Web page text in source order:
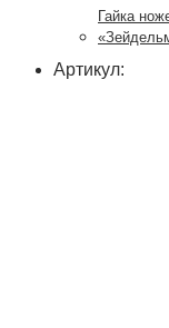
Гайка
Артикул: